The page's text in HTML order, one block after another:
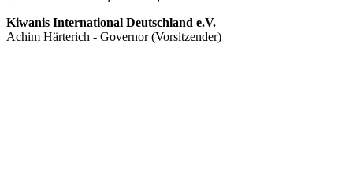
Kiwanis International Deutschland e.V.
Achim Härterich - Governor (Vorsitzender)